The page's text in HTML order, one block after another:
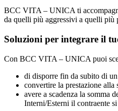
BCC VITA – UNICA ti
da quelli più aggressivi a quelli più
Soluzioni per integrare il
Con BCC VITA – UNICA puoi
di disporre fin da subito di
convertire la prestazione
avere a scadenza la somma
Interni/Esterni il contraente